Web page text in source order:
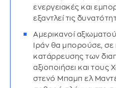
ενεργειακές και
εξαντλεί τις
Αμερικανοί
Ιράν θα μπορούσε, σε
κατάρρευσης των
αξιοποιήσει και τους
στενό Μπαμπ ελ